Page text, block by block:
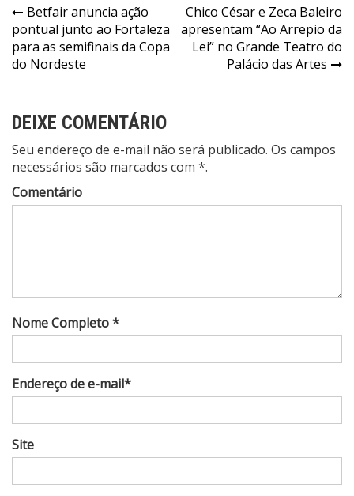
Navegação
de
Post
Betfair anuncia ação
pontual junto ao Fortaleza
para as semifinais da Copa
do Nordeste
Chico César e Zeca Baleiro
apresentam “Ao Arrepio da
Lei” no Grande Teatro do
Palácio das Artes
DEIXE COMENTÁRIO
Seu endereço de e-mail não será publicado. Os campos
necessários são marcados com *.
Comentário
Nome Completo *
Endereço de e-mail*
Site